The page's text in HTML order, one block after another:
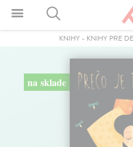
KNIHY- KNIHY PRE
na sklade